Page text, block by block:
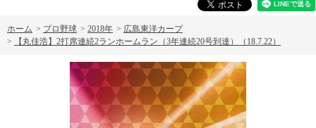
ホーム > プロ野球 > 2018年 > 広島東洋カープ
>
【丸佳浩】2打席連続2ランホームラン（3年連続20号到達）（18.7.22）